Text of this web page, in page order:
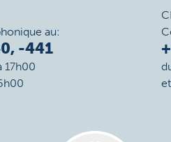
au:
-441
17h00